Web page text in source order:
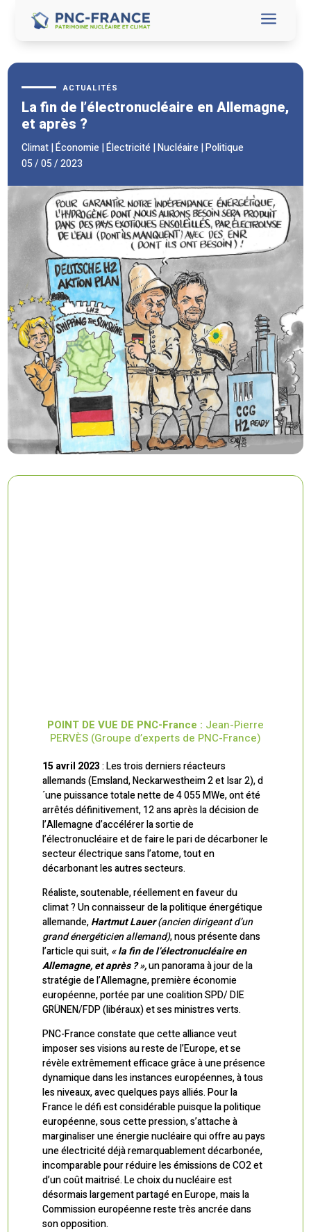
a
ACTUALITÉS
La fin de l’électronucléaire en Allemagne,
et après ?
Climat|Économie|Électricité|Nucléaire|Politique
05 / 05 / 2023
POINT DE VUE DE PNC-France : Jean-Pierre
PERVÈS (Groupe d’experts de PNC-France)
15 avril 2023: Les trois derniers réacteurs
allemands (Emsland, Neckarwestheim 2 et Isar 2), d
´une puissance totale nette de 4 055 MWe, ont été
arrêtés définitivement, 12 ans après la décision de
l’Allemagne d’accélérer la sortie de
l’électronucléaire et de faire le pari de décarboner le
secteur électrique sans l’atome, tout en
décarbonant les autres secteurs.
Réaliste, soutenable, réellement en faveur du
climat ? Un connaisseur de la politique énergétique
allemande,Hartmut Lauer(ancien dirigeant d’un
grand énergéticien allemand), nous présente dans
l’article qui suit,« la fin de l’électronucléaire en
Allemagne, et après ? »,un panorama à jour de la
stratégie de l’Allemagne, première économie
européenne, portée par une coalition SPD/ DIE
GRÜNEN/FDP (libéraux) et ses ministres verts.
PNC-France constate que cette alliance veut
imposer ses visions au reste de l’Europe, et se
révèle extrêmement efficace grâce à une présence
dynamique dans les instances européennes, à tous
les niveaux, avec quelques pays alliés. Pour la
France le défi est considérable puisque la politique
européenne, sous cette pression, s’attache à
marginaliser une énergie nucléaire qui offre au pays
une électricité déjà remarquablement décarbonée,
incomparable pour réduire les émissions de CO2 et
d’un coût maitrisé. Le choix du nucléaire est
désormais largement partagé en Europe, mais la
Commission européenne reste très ancrée dans
son opposition.